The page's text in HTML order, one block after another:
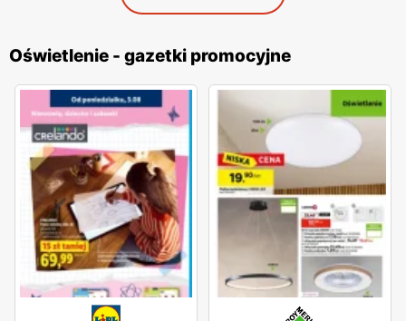
Oświetlenie - gazetki promocyjne